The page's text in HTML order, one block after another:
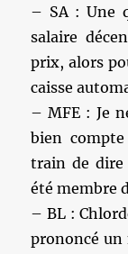
– SA : Une
salaire
prix, alors
caisse
– MFE : Je
bien
train de dire
été membre
– BL :
prononcé un